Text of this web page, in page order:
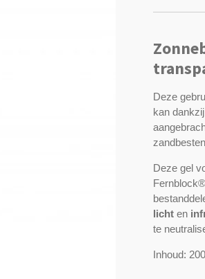
Deze
kan
Deze gel
licht en
te
Inhoud: